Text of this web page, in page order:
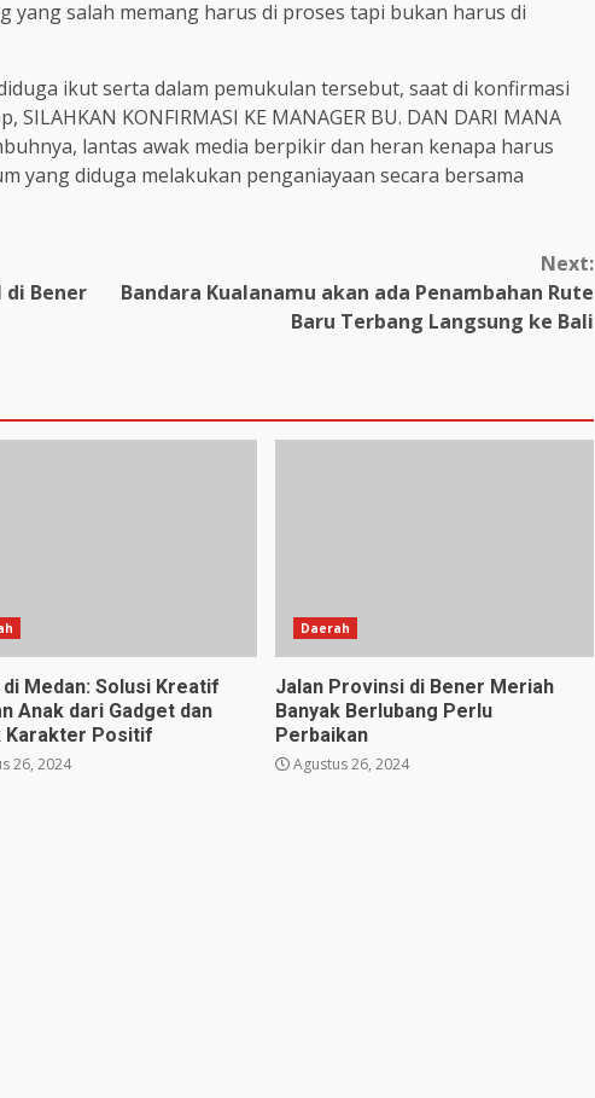
yang salah memang harus di proses tapi bukan harus di
ikut serta dalam pemukulan tersebut, saat di konfirmasi
KONFIRMASI KE MANAGER BU. DAN DARI MANA
lantas awak media berpikir dan heran kenapa harus
yang diduga melakukan penganiayaan secara bersama
di Bener
Next:
Bandara Kualanamu akan ada Penambahan Rute
Baru Terbang Langsung ke Bali
di Medan: Solusi Kreatif
Anak dari Gadget dan
Karakter Positif
26, 2024
Daerah
Jalan Provinsi di Bener Meriah
Banyak Berlubang Perlu
Perbaikan
Agustus 26, 2024